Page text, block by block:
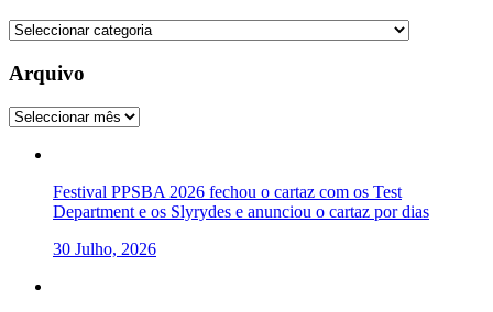
Categorias
Arquivo
Arquivo
Festival PPSBA 2026 fechou o cartaz com os Test
Department e os Slyrydes e anunciou o cartaz por dias
30 Julho, 2026